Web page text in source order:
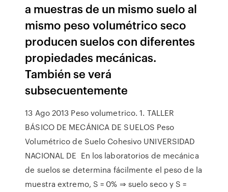
a muestras de un mismo suelo al
mismo peso volumétrico seco
producen suelos con diferentes
propiedades mecánicas.
También se verá
subsecuentemente
13 Ago 2013 Peso volumetrico. 1. TALLER
BÁSICO DE MECÁNICA DE SUELOS Peso
Volumétrico de Suelo Cohesivo UNIVERSIDAD
NACIONAL DE En los laboratorios de mecánica
de suelos se determina fácilmente el peso de la
muestra extremo, S = 0% ⇒ suelo seco y S =